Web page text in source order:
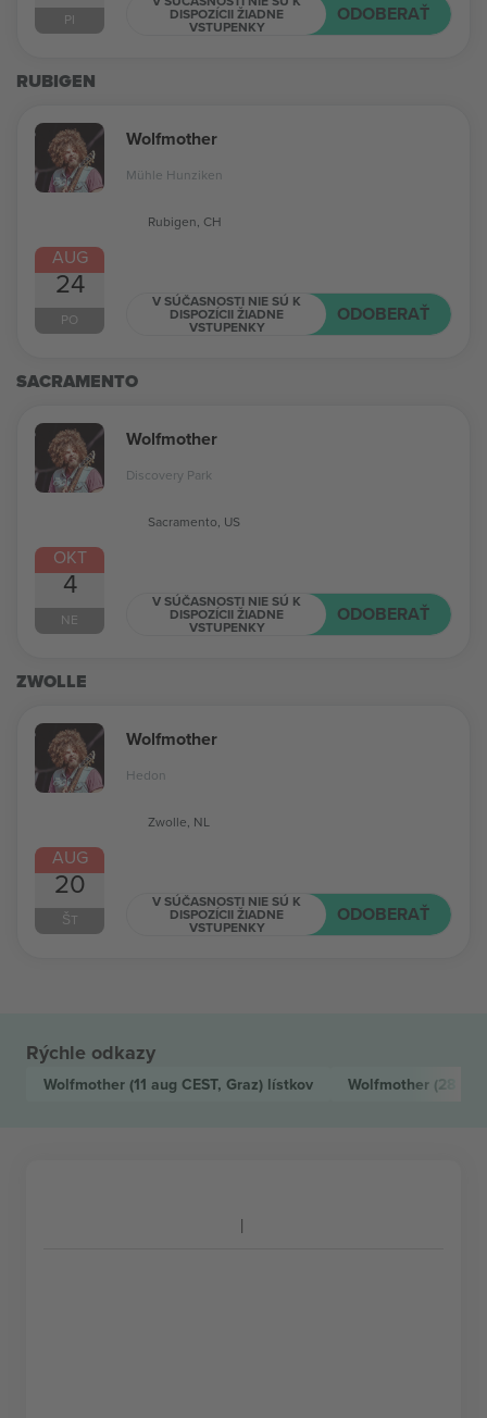
PI DISPOZÍCII ŽIADNE
VSTUPENKY
ODOBERAŤ
RUBIGEN
AUG
24
PO
Wolfmother
Mühle Hunziken
Rubigen, CH
V SÚČASNOSTI NIE SÚ K
DISPOZÍCII ŽIADNE
VSTUPENKY
ODOBERAŤ
SACRAMENTO
OKT
4
NE
Wolfmother
Discovery Park
Sacramento, US
V SÚČASNOSTI NIE SÚ K
DISPOZÍCII ŽIADNE
VSTUPENKY
ODOBERAŤ
ZWOLLE
AUG
20
ŠT
Wolfmother
Hedon
Zwolle, NL
V SÚČASNOSTI NIE SÚ K
DISPOZÍCII ŽIADNE
VSTUPENKY
ODOBERAŤ
Rýchle odkazy
Wolfmother (11 aug CEST, Graz) lístkov Wolfmother (28